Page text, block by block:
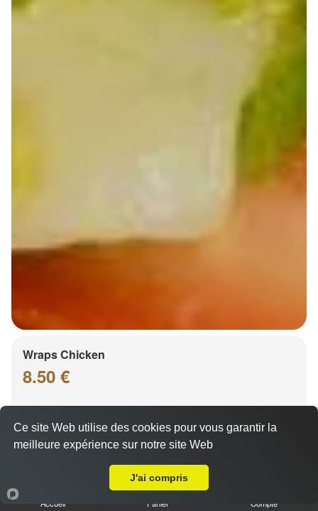
Wraps Chicken
8.50 €
Salade, tomates
Accueil Panier Compte
Ce site Web utilise des cookies pour vous garantir la
meilleure expérience sur notre site Web
J'ai compris